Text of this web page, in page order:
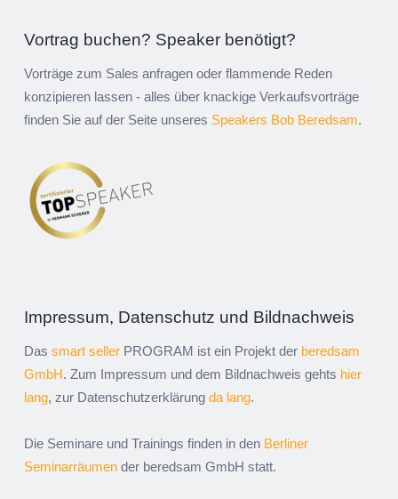
Vortrag buchen? Speaker benötigt?
Vorträge zum Sales anfragen oder flammende Reden
konzipieren lassen - alles über knackige Verkaufsvorträge
finden Sie auf der Seite unseres Speakers Bob Beredsam.
Impressum, Datenschutz und Bildnachweis
Das smart seller PROGRAM ist ein Projekt der beredsam
GmbH. Zum Impressum und dem Bildnachweis gehts hier
lang, zur Datenschutzerklärung da lang.
Die Seminare und Trainings finden in den Berliner
Seminarräumen der beredsam GmbH statt.